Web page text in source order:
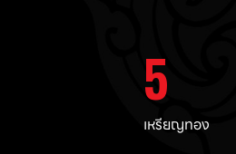
5
เหรียญทอง